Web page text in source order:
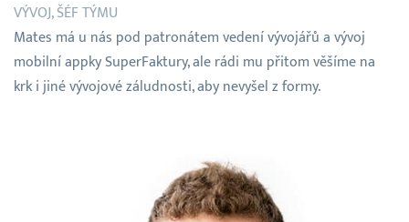
VÝVOJ, ŠÉF TÝMU
Mates má u nás pod patronátem vedení vývojářů a vývoj
mobilní appky SuperFaktury, ale rádi mu přitom věšíme na
krk i jiné vývojové záludnosti, aby nevyšel z formy.